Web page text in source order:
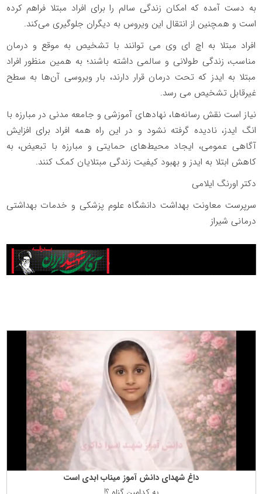
به دست آمده که امکان زندگی سالم را برای افراد مبتلا فراهم کرده
است و همچنین از انتقال این ویروس به دیگران جلوگیری می‌کند.
افراد مبتلا به اچ ای وی می توانند با تشخیص به موقع و درمان
مناسب، زندگی طولانی و سالمی داشته باشند؛ به همین منظور افراد
مبتلا به ایدز که تحت درمان قرار دارند، بار ویروسی آن‌ها به سطح
غیرقابل تشخیص می رسد.
نیاز است نقش رسانه‌ها، نهادهای آموزشی و جامعه مدنی در مبارزه با
انگ ایدز، نادیده گرفته نشود و در این راه همه افراد برای افزایش
آگاهی عمومی، ایجاد محیط‌های حمایتی و مبارزه با تبعیض، به
کاهش ابتلا به ایدز و بهبود کیفیت زندگی مبتلایان کمک کنند.
دکتر اورنگ ایلامی
سرپرست معاونت بهداشت دانشگاه علوم پزشکی و خدمات بهداشتی
درمانی شیراز
داغ شهدای دانش آموز میناب ابدی است